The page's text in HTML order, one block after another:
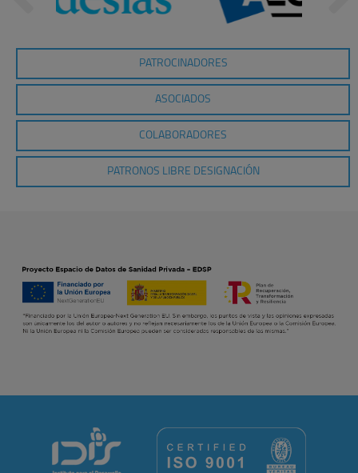
PATROCINADORES
ASOCIADOS
COLABORADORES
PATRONOS LIBRE DESIGNACIÓN